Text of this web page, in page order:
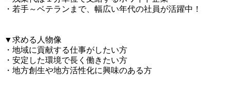
・若手～ベテランまで、幅広い年代の社員が活躍中！
▼求める人物像
・地域に貢献する仕事がしたい方
・安定した環境で長く働きたい方
・地方創生や地方活性化に興味のある方